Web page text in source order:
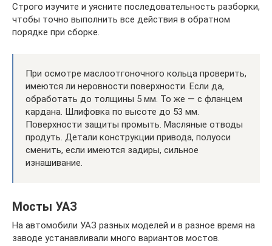
Строго изучите и уясните последовательность разборки,
чтобы точно выполнить все действия в обратном
порядке при сборке.
При осмотре маслоотгоночного кольца проверить,
имеются ли неровности поверхности. Если да,
обработать до толщины 5 мм. То же — с фланцем
кардана. Шлифовка по высоте до 53 мм.
Поверхности защиты промыть. Масляные отводы
продуть. Детали конструкции привода, полуоси
сменить, если имеются задиры, сильное
изнашивание.
Мосты УАЗ
На автомобили УАЗ разных моделей и в разное время на
заводе устанавливали много вариантов мостов.